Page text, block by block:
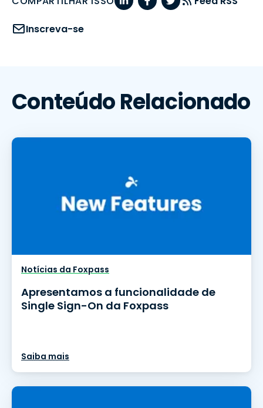
Inscreva-se
Conteúdo Relacionado
Notícias da Foxpass
Apresentamos a funcionalidade de
Single Sign-On da Foxpass
Saiba mais